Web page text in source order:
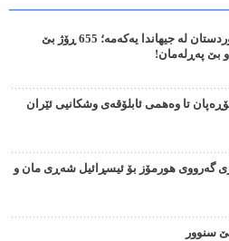
هەرێمی کوردستان لە جیهاندا یەکەمە؛ 655 ڕۆژ بێ
بێ پەڕلەمان!
تا وەهمی ئابلۆقەی وشکانیی ئێران
گەرووی هورمۆز بۆ ئیسڕائیل شەڕی مان و
سنوور